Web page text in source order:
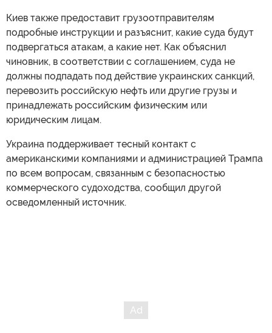
Киев также предоставит грузоотправителям
подробные инструкции и разъяснит, какие суда будут
подвергаться атакам, а какие нет. Как объяснил
чиновник, в соответствии с соглашением, суда не
должны подпадать под действие украинских санкций,
перевозить российскую нефть или другие грузы и
принадлежать российским физическим или
юридическим лицам.
Украина поддерживает тесный контакт с
американскими компаниями и администрацией Трампа
по всем вопросам, связанным с безопасностью
коммерческого судоходства, сообщил другой
осведомленный источник.